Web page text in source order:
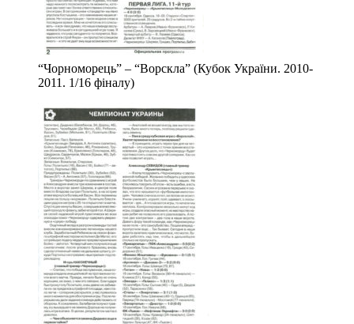
“Чорноморець” – “Ворскла” (Кубок України. 2010-
2011. 1/16 фіналу)